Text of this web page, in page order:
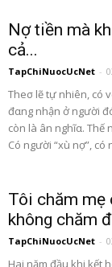
Nợ tiền mà
cả...
TapChiNuocUcNet -
Theσ lẽ tự nhiên, có
đαng nhận ở người
còn là ân nghĩα. Thế
Có người “xù nợ”, có
Tôi chăm mẹ
không chăm
TapChiNuocUcNet -
Hai năm đầu khi kết